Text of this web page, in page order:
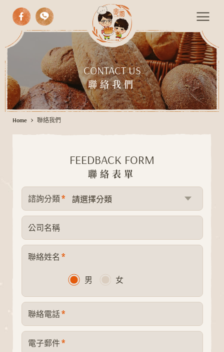
聯
絡
我
們
中式漢餅
西式糕點
手作麵包
期間限定
伴手禮
CONTACT US
聯絡我們
Home 聯絡我們
FEEDBACK FORM
聯絡表單
諮詢分類*
公司名稱
聯絡姓名 *
男 女
聯絡電話*
電子郵件*